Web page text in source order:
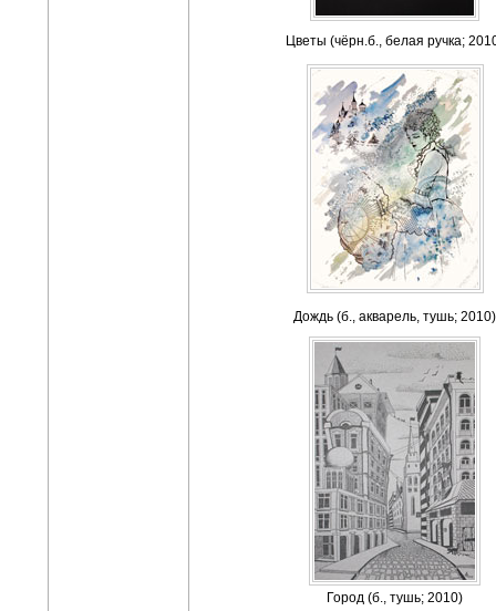
Цветы (чёрн.б., белая ручка;
Дождь (б., акварель, тушь; 2010)
Город (б., тушь; 2010)